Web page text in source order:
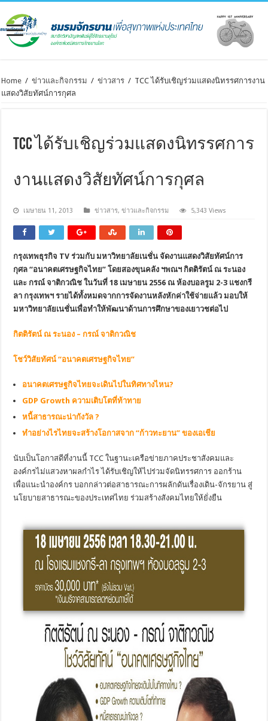
Home / ข่าวและกิจกรรม / ข่าวสาร / TCC ได้รับเชิญร่วมแสดงนิทรรศการงาน
แสดงวิสัยทัศน์การกุศล
TCC ได้รับเชิญร่วมแสดงนิทรรศการ
งานแสดงวิสัยทัศน์การกุศล
เมษายน 11, 2013 ข่าวสาร,ข่าวและกิจกรรม 5,343 Views
กรุงเทพธุรกิจ TV ร่วมกับ มหาวิทยาลัยเนชั่น จัดงานแสดงวิสัยทัศน์การ
กุศล “อนาคตเศรษฐกิจไทย” โดยสองขุนคลัง ฯพณฯ กิตติรัตน์ ณ ระนอง
และ กรณ์ จาติกวณิช ในวันที่ 18 เมษายน 2556 ณ ห้องบอลรูม 2-3 แชงกรี
ลา กรุงเทพฯ รายได้ทั้งหมดจากการจัดงานหลังหักค่าใช้จ่ายแล้ว มอบให้
มหาวิทยาลัยเนชั่นเพื่อทำให้พัฒนาด้านการศึกษาของเยาวชต่อไป
กิตติรัตน์ ณ ระนอง – กรณ์ จาติกวณิช
โชว์วิสัยทัศน์ “อนาคตเศรษฐกิจไทย”
อนาคตเศรษฐกิจไทยจะเดินไปในทิศทางไหน?
GDP Growth ความเติบโตที่ท้าทาย
หนี้สาธารณะน่ากังวัล ?
ทำอย่างไรไทยจะสร้างโอกาสจาก “ก้าวทะยาน” ของเอเชีย
นับเป็นโอกาสดีที่งานนี้ TCC ในฐานะเครือข่ายภาคประชาสังคมและ
องค์กรไม่แสวงหาผลกำไร ได้รับเชิญให้ไปร่วมจัดนิทรรศการ ออกร้าน
เพื่อแนะนำองค์กร บอกกล่าวต่อสาธารณะการผลักดันเรื่องเดิน-จักรยาน สู่
นโยบายสาธารณะของประเทศไทย ร่วมสร้างสังคมไทยให้ยั่งยืน